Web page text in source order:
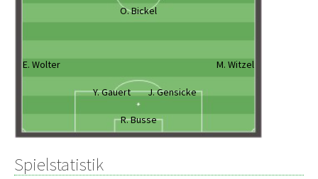
O. Bickel
E. Wolter M. Witzel
Y. Gauert J. Gensicke
R. Busse
Spielstatistik